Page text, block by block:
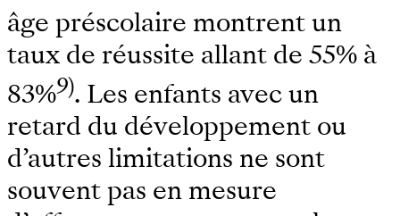
âge préscolaire montrent un
taux de réussite allant de 55% à
83%9). Les enfants avec un
retard du développement ou
d’autres limitations ne sont
souvent pas en mesure